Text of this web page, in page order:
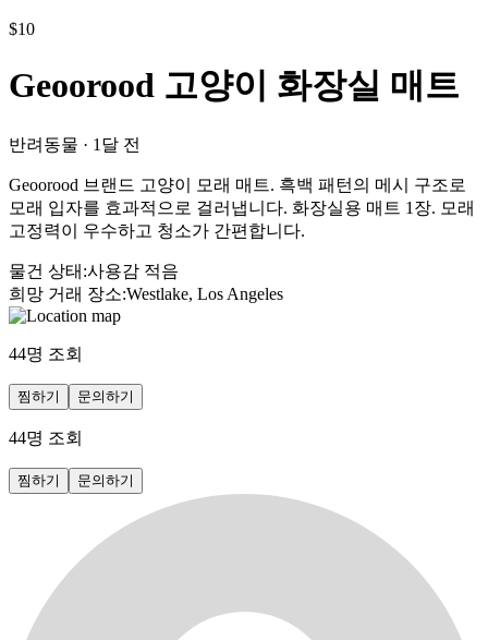
$10
Geoorood 고양이 화장실 매트
반려동물 · 1달 전
Geoorood 브랜드 고양이 모래 매트. 흑백 패턴의 메시 구조로
모래 입자를 효과적으로 걸러냅니다. 화장실용 매트 1장. 모래
고정력이 우수하고 청소가 간편합니다.
물건 상태 :사용감 적음
희망 거래 장소:Westlake, Los Angeles
44명 조회
찜하기 문의하기
44명 조회
찜하기 문의하기